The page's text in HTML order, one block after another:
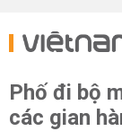
Đĩa rau xào
Xôi gấc
Giò heo
Phố đi bộ
các gian